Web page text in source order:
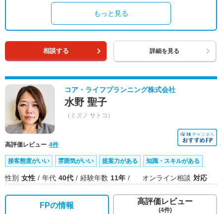
もっと見る
相談する 詳細を見る
コア・ライフプランニング株式会社
水野 聖子
（ミズノ サトコ）
高評価レビュー 4件
接客態度がいい 雰囲気がいい 提案力がある 知識・スキルがある
性別 女性 年代 40代 経験年数 11年 オンライン相談 対応
FPの情報 高評価レビュー
(4件)